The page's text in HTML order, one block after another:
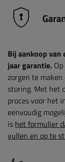
Bij aankoop
jaar garantie.
zorgen te
storing. Met het
proces voor het
eenvoudig
is het formulier
vullen en op te